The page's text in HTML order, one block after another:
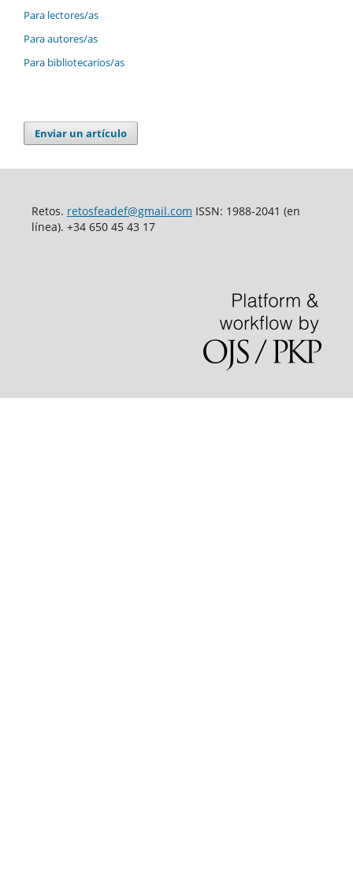
Para lectores/as
Para autores/as
Para bibliotecarios/as
Enviar un artículo
Retos. retosfeadef@gmail.com ISSN: 1988-2041 (en
línea). +34 650 45 43 17